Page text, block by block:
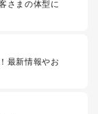
さまの体型に
最新情報やお